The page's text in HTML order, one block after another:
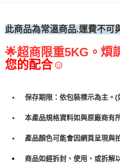
此商品為常溫商品.運費不可
🌟超商限重5KG。 煩
您的配合☺
保存期限：依包裝標示為主。(
本產品規格資料如與原廠商有
產品顏色可能會因網頁呈現與
商品如經拆封、使用、或拆解